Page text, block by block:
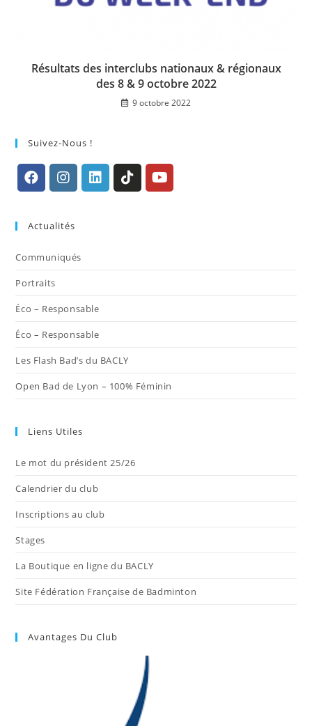
Résultats des interclubs nationaux & régionaux
des 8 & 9 octobre 2022
9 octobre 2022
Suivez-Nous !
un
nouvel
nouvel
Actualités
Communiqués
Portraits
Éco – Responsable
Éco – Responsable
Les Flash Bad’s du BACLY
Open Bad de Lyon – 100% Féminin
Liens Utiles
Le mot du président 25/26
Calendrier du club
Inscriptions au club
Stages
La Boutique en ligne du BACLY
Site Fédération Française de Badminton
Avantages Du Club